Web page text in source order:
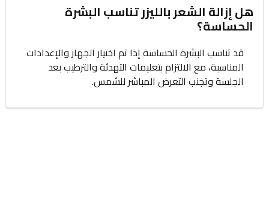
هل إزالة الشعر بالليزر تناسب البشرة
الحساسة؟
قد تناسب البشرة الحساسة إذا تم اختيار الجهاز والإعدادات
المناسبة، مع الالتزام بتعليمات التهدئة والترطيب بعد
الجلسة وتجنب التعرض المباشر للشمس.